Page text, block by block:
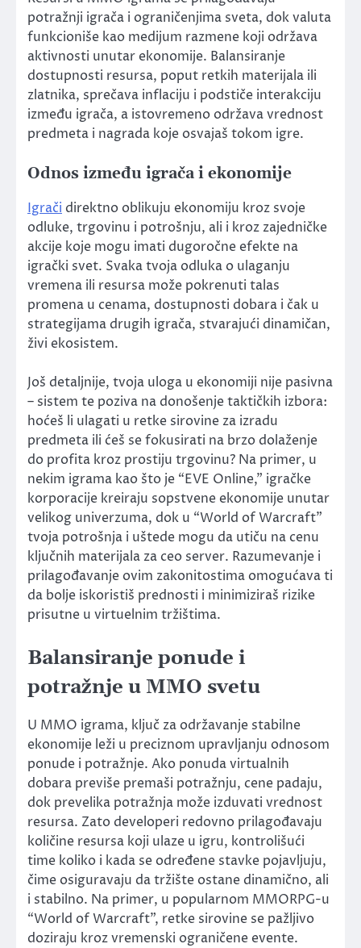
potražnji igrača i ograničenjima sveta, dok valuta
funkcioniše kao medijum razmene koji održava
aktivnosti unutar ekonomije. Balansiranje
dostupnosti resursa, poput retkih materijala ili
zlatnika, sprečava inflaciju i podstiče interakciju
između igrača, a istovremeno održava vrednost
predmeta i nagrada koje osvajaš tokom igre.
Odnos između igrača i ekonomije
Igrači direktno oblikuju ekonomiju kroz svoje
odluke, trgovinu i potrošnju, ali i kroz zajedničke
akcije koje mogu imati dugoročne efekte na
igrački svet. Svaka tvoja odluka o ulaganju
vremena ili resursa može pokrenuti talas
promena u cenama, dostupnosti dobara i čak u
strategijama drugih igrača, stvarajući dinamičan,
živi ekosistem.
Još detaljnije, tvoja uloga u ekonomiji nije pasivna
– sistem te poziva na donošenje taktičkih izbora:
hoćeš li ulagati u retke sirovine za izradu
predmeta ili ćeš se fokusirati na brzo dolaženje
do profita kroz prostiju trgovinu? Na primer, u
nekim igrama kao što je “EVE Online,” igračke
korporacije kreiraju sopstvene ekonomije unutar
velikog univerzuma, dok u “World of Warcraft”
tvoja potrošnja i uštede mogu da utiču na cenu
ključnih materijala za ceo server. Razumevanje i
prilagođavanje ovim zakonitostima omogućava ti
da bolje iskoristiš prednosti i minimiziraš rizike
prisutne u virtuelnim tržištima.
Balansiranje ponude i
potražnje u MMO svetu
U MMO igrama, ključ za održavanje stabilne
ekonomije leži u preciznom upravljanju odnosom
ponude i potražnje. Ako ponuda virtualnih
dobara previše premaši potražnju, cene padaju,
dok prevelika potražnja može izduvati vrednost
resursa. Zato developeri redovno prilagođavaju
količine resursa koji ulaze u igru, kontrolišući
time koliko i kada se određene stavke pojavljuju,
čime osiguravaju da tržište ostane dinamično, ali
i stabilno. Na primer, u popularnom MMORPG-u
“World of Warcraft”, retke sirovine se pažljivo
doziraju kroz vremenski ograničene evente.